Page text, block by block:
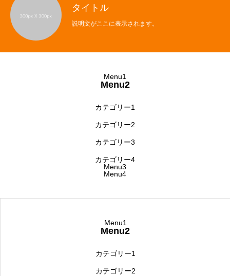
Menu1
Menu3 Menu4
タイトル
説明文がここに表示されます。
Menu1
Menu2
カテゴリー1
カテゴリー2
カテゴリー3
カテゴリー4
Menu3
Menu4
Menu1
Menu2
カテゴリー1
カテゴリー2